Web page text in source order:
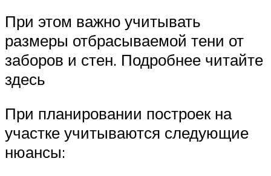
При этом важно учитывать
размеры отбрасываемой тени от
заборов и стен. Подробнее читайте
здесь
При планировании построек на
участке учитываются следующие
нюансы: